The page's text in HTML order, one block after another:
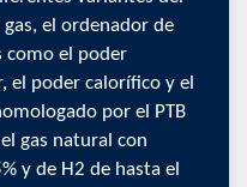
gas, el ordenador de
como el poder
el poder calorífico y el
por el PTB
gas natural con
y de H2 de hasta el